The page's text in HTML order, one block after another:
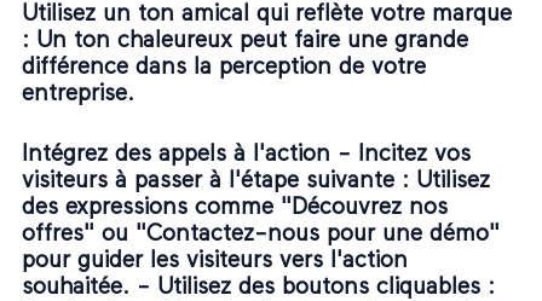
Utilisez un ton amical qui reflète votre marque
: Un ton chaleureux peut faire une grande
différence dans la perception de votre
entreprise.
Intégrez des appels à l'action -
Incitez vos
visiteurs à passer à l'étape suivante : Utilisez
des expressions comme "Découvrez nos
offres" ou "Contactez-nous pour une démo"
pour guider les visiteurs vers l'action
souhaitée. - Utilisez des boutons cliquables :